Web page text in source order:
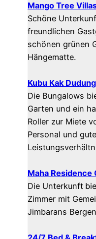
Mango Tree
Schöne
freundlichen
schönen grünen
Hängematte.
Kubu Kak
Die Bungalows
Garten und ein
Roller zur Miete
Personal und
Maha Residence
Die Unterkunft
Zimmer mit
Jimbarans